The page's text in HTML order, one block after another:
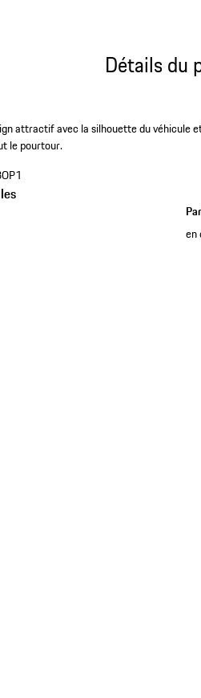
Détails du
attractif avec la silhouette du véhicule
le pourtour.
en